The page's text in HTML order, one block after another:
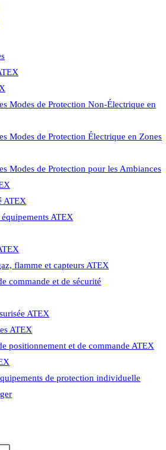
Modes de Protection Non-Électrique en
Modes de Protection Électrique en Zones
Modes de Protection pour les Ambiances
ATEX
ATEX
flamme et capteurs ATEX
commande et de sécurité
ATEX
ATEX
positionnement et de commande ATEX
de protection individuelle